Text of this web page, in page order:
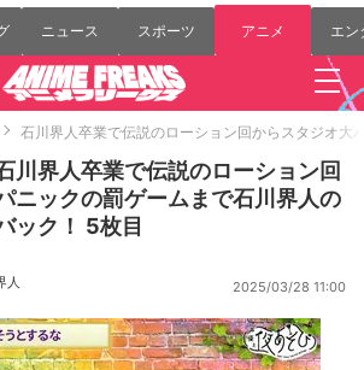
ニュース スポーツ アニメ エン
石川界人卒業で伝説のローション回からスタジオ大
川界人卒業で伝説のローション回
ニックの罰ゲームまで石川界人の
ック！ 5枚目
人 2025/03/28 11:00